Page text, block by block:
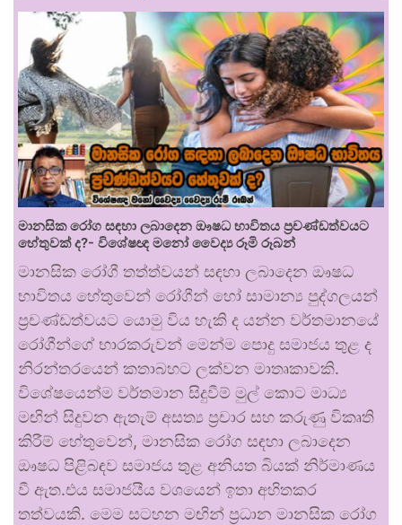
මානසික රෝග සඳහා ලබාදෙන ඖෂධ භාවිතය ප්‍රචණ්ඩත්වයට
හේතුවක් ද?- විශේෂඥ මනෝ වෛද්‍ය රූමි රූබන්
මානසික රෝගී තත්ත්වයන් සඳහා ලබාදෙන ඖෂධ
භාවිතය හේතුවෙන් රෝගීන් හෝ සාමාන්‍ය පුද්ගලයන්
ප්‍රචණ්ඩත්වයට යොමු විය හැකි ද යන්න වර්තමානයේ
රෝගීන්ගේ භාරකරුවන් මෙන්ම පොදු සමාජය තුළ ද
නිරන්තරයෙන් කතාබහට ලක්වන මාතෘකාවකි.
විශේෂයෙන්ම වර්තමාන සිදුවීම් මුල් කොට මාධ්‍ය
මඟින් සිදුවන ඇතැම් අසත්‍ය ප්‍රචාර සහ කරුණු විකෘති
කිරීම් හේතුවෙන්, මානසික රෝග සඳහා ලබාදෙන
ඖෂධ පිළිබඳව සමාජය තුළ අනියත බියක් නිර්මාණය
වී ඇත.එය සමාජයීය වශයෙන් ඉතා අහිතකර
තත්වයකි. මෙම සටහන මඟින් ප්‍රධාන මානසික රෝග